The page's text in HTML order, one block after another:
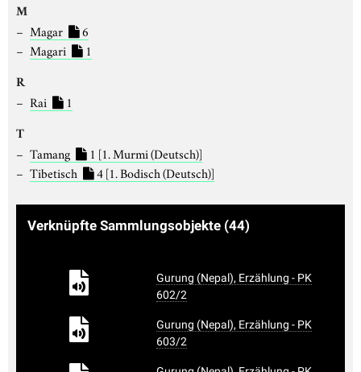
M
Magar
6
Magari
1
R
Rai 1
T
Tamang 1 [1. Murmi (Deutsch)]
Tibetisch
4[1. Bodisch (Deutsch)]
Verknüpfte Sammlungsobjekte (44)
Gurung (Nepal), Erzählung - PK
602/2
Gurung (Nepal), Erzählung - PK
603/2